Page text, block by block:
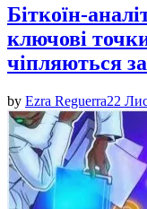
Біткоїн-
ключові
чіпляються
by Ezra Reguerra22